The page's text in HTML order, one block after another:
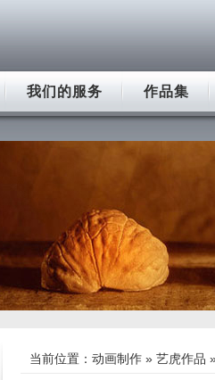
我们的服务 作品集
当前位置： 动画制作 » 艺虎作品